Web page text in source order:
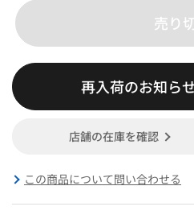
売り
再入荷のお知ら
店舗の在庫を確認
この商品について問い合わせる